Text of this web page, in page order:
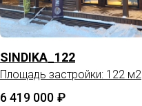
SINDIKA_122
Площадь застройки: 122 м2
6 419 000 ₽